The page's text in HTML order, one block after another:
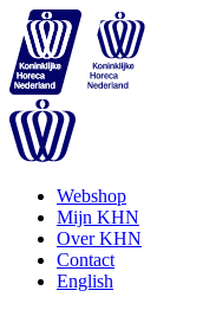
Webshop
Mijn KHN
Over KHN
Contact
English